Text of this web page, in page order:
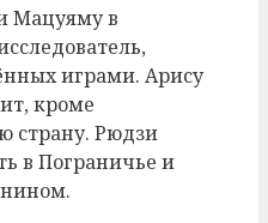
Мацуяму в
играми. Арису
кроме
страну. Рюдзи
в Пограничье и